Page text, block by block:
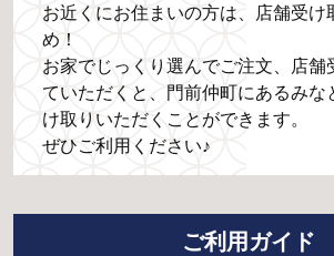
お近くにお住まいの方は、店舗受け
め！
お家でじっくり選んでご注文、店舗
ていただくと、門前仲町にあるみな
け取りいただくことができます。
ぜひご利用ください♪
ご利用ガイド